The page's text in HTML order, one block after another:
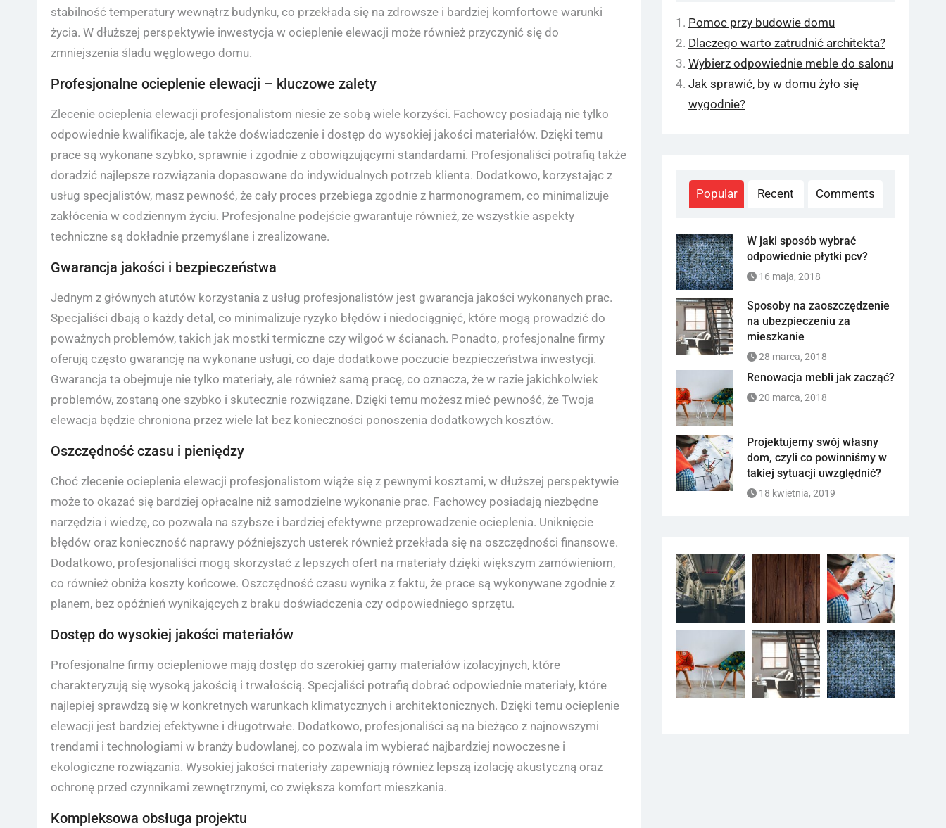
stabilność temperatury wewnątrz budynku, co przekłada się na zdrowsze i bardziej komfortowe warunki
życia. W dłuższej perspektywie inwestycja w ocieplenie elewacji może również przyczynić się do
zmniejszenia śladu węglowego domu.
Profesjonalne ocieplenie elewacji – kluczowe zalety
Zlecenie ocieplenia elewacji profesjonalistom niesie ze sobą wiele korzyści. Fachowcy posiadają nie tylko
odpowiednie kwalifikacje, ale także doświadczenie i dostęp do wysokiej jakości materiałów. Dzięki temu
prace są wykonane szybko, sprawnie i zgodnie z obowiązującymi standardami. Profesjonaliści potrafią także
doradzić najlepsze rozwiązania dopasowane do indywidualnych potrzeb klienta. Dodatkowo, korzystając z
usług specjalistów, masz pewność, że cały proces przebiega zgodnie z harmonogramem, co minimalizuje
zakłócenia w codziennym życiu. Profesjonalne podejście gwarantuje również, że wszystkie aspekty
techniczne są dokładnie przemyślane i zrealizowane.
Gwarancja jakości i bezpieczeństwa
Jednym z głównych atutów korzystania z usług profesjonalistów jest gwarancja jakości wykonanych prac.
Specjaliści dbają o każdy detal, co minimalizuje ryzyko błędów i niedociągnięć, które mogą prowadzić do
poważnych problemów, takich jak mostki termiczne czy wilgoć w ścianach. Ponadto, profesjonalne firmy
oferują często gwarancję na wykonane usługi, co daje dodatkowe poczucie bezpieczeństwa inwestycji.
Gwarancja ta obejmuje nie tylko materiały, ale również samą pracę, co oznacza, że w razie jakichkolwiek
problemów, zostaną one szybko i skutecznie rozwiązane. Dzięki temu możesz mieć pewność, że Twoja
elewacja będzie chroniona przez wiele lat bez konieczności ponoszenia dodatkowych kosztów.
Oszczędność czasu i pieniędzy
Choć zlecenie ocieplenia elewacji profesjonalistom wiąże się z pewnymi kosztami, w dłuższej perspektywie
może to okazać się bardziej opłacalne niż samodzielne wykonanie prac. Fachowcy posiadają niezbędne
narzędzia i wiedzę, co pozwala na szybsze i bardziej efektywne przeprowadzenie ocieplenia. Uniknięcie
błędów oraz konieczność naprawy późniejszych usterek również przekłada się na oszczędności finansowe.
Dodatkowo, profesjonaliści mogą skorzystać z lepszych ofert na materiały dzięki większym zamówieniom,
co również obniża koszty końcowe. Oszczędność czasu wynika z faktu, że prace są wykonywane zgodnie z
planem, bez opóźnień wynikających z braku doświadczenia czy odpowiedniego sprzętu.
Dostęp do wysokiej jakości materiałów
Profesjonalne firmy ociepleniowe mają dostęp do szerokiej gamy materiałów izolacyjnych, które
charakteryzują się wysoką jakością i trwałością. Specjaliści potrafią dobrać odpowiednie materiały, które
najlepiej sprawdzą się w konkretnych warunkach klimatycznych i architektonicznych. Dzięki temu ocieplenie
elewacji jest bardziej efektywne i długotrwałe. Dodatkowo, profesjonaliści są na bieżąco z najnowszymi
trendami i technologiami w branży budowlanej, co pozwala im wybierać najbardziej nowoczesne i
ekologiczne rozwiązania. Wysokiej jakości materiały zapewniają również lepszą izolację akustyczną oraz
ochronę przed czynnikami zewnętrznymi, co zwiększa komfort mieszkania.
Kompleksowa obsługa projektu
Pomoc przy budowie domu
Dlaczego warto zatrudnić architekta?
Wybierz odpowiednie meble do salonu
Jak sprawić, by w domu żyło się
wygodnie?
Popular Recent Comments
W jaki sposób wybrać
odpowiednie płytki pcv?
16 maja, 2018
Sposoby na zaoszczędzenie
na ubezpieczeniu za
mieszkanie
28 marca, 2018
Renowacja mebli jak zacząć?
20 marca, 2018
Projektujemy swój własny
dom, czyli co powinniśmy w
takiej sytuacji uwzględnić?
18 kwietnia, 2019